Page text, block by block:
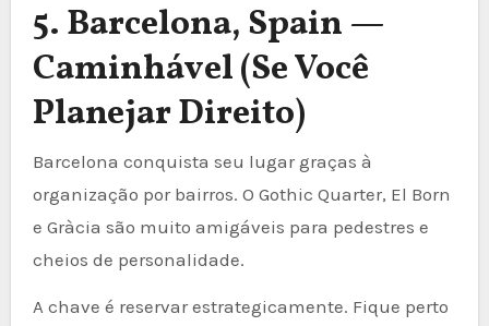
5. Barcelona, Spain —
Caminhável (Se Você
Planejar Direito)
Barcelona conquista seu lugar graças à
organização por bairros. O Gothic Quarter, El Born
e Gràcia são muito amigáveis para pedestres e
cheios de personalidade.
A chave é reservar estrategicamente. Fique perto